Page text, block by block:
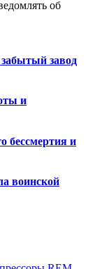
об
завод
и
бессмертия и
воинской